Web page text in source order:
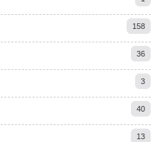
158
36
3
40
13